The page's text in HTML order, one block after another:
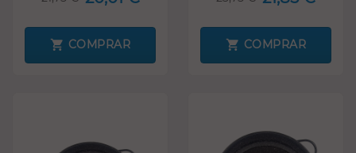
COMPRAR COMPRAR